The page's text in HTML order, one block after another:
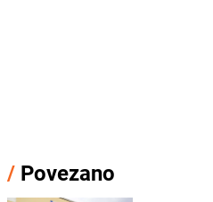
/ Povezano